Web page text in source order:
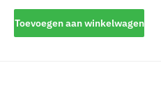
Toevoegen aan winkelwagen